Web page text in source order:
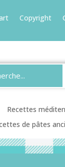
Copyright
Recettes
de pâtes